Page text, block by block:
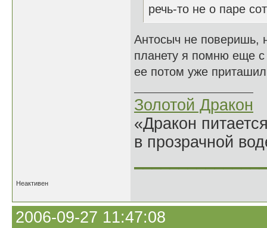
речь-то не о паре
Антосыч не поверишь,
планету я помню еще с
ее потом уже
Золотой Дракон
«Дракон
в прозрачной
Неактивен
2006-09-27 11:47:08